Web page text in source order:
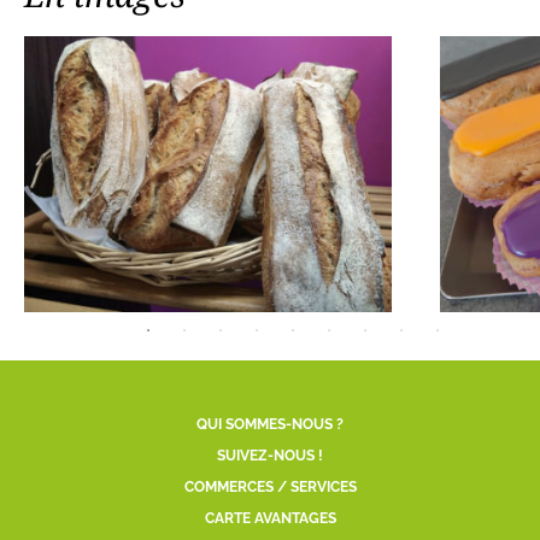
QUI SOMMES-NOUS ?
SUIVEZ-NOUS !
COMMERCES / SERVICES
CARTE AVANTAGES